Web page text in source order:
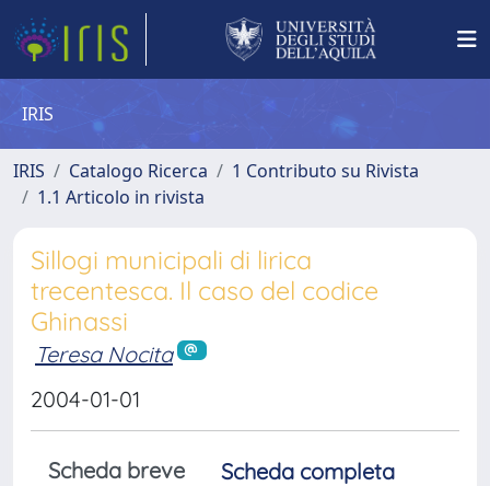
IRIS
IRIS Catalogo Ricerca
1 Contributo su Rivista
1.1 Articolo in rivista
Sillogi municipali di lirica
trecentesca. Il caso del codice
Ghinassi
Teresa Nocita
2004-01-01
Scheda breve
Scheda completa